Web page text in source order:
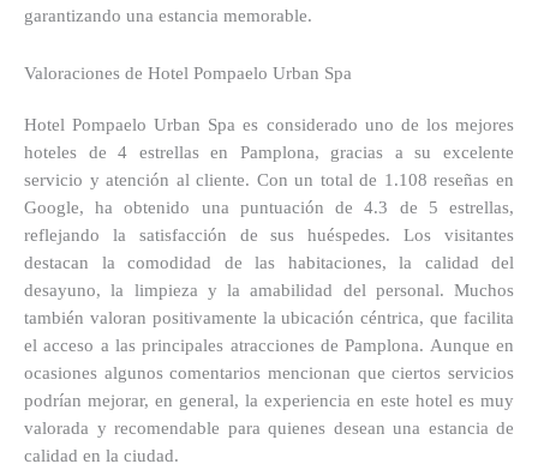
garantizando una estancia memorable.
Valoraciones de Hotel Pompaelo Urban Spa
Hotel Pompaelo Urban Spaes considerado uno de los mejores
hoteles de 4 estrellas en Pamplona, gracias a su excelente
servicio y atención al cliente. Con un total de 1.108 reseñas en
Google, ha obtenido una puntuación de 4.3 de 5 estrellas,
reflejando la satisfacción de sus huéspedes. Los visitantes
destacan la comodidad de las habitaciones, la calidad del
desayuno, la limpieza y la amabilidad del personal. Muchos
también valoran positivamente la ubicación céntrica, que facilita
el acceso a las principales atracciones de Pamplona. Aunque en
ocasiones algunos comentarios mencionan que ciertos servicios
podrían mejorar, en general, la experiencia en este hotel es muy
valorada y recomendable para quienes desean una estancia de
calidad en la ciudad.